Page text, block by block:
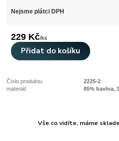
Nejsme plátci DPH
229 Kč/ks
Přidat do košíku
Číslo produktu:
2225-2
materiál:
85% bavlna,
Vše co vidíte, máme